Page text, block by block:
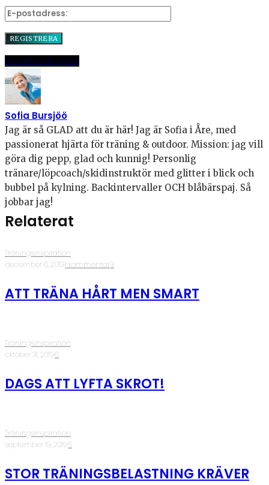
DelaPinnaE-post
Sofia Bursjöö
Jag är så GLAD att du är här! Jag är Sofia i Åre, med
passionerat hjärta för träning & outdoor. Mission: jag vill
göra dig pepp, glad och kunnig! Personlig
tränare/löpcoach/skidinstruktör med glitter i blick och
bubbel på kylning. Backintervaller OCH blåbärspaj. Så
jobbar jag!
Relaterat
Träningsinspiration
·december 6, 2019·1 kommentar·3
ATT TRÄNA HÅRT MEN SMART
Träningsinspiration
·oktober 31, 2019·6
DAGS ATT LYFTA SKROT!
Träningsinspiration
·september 19, 2019·5
STOR TRÄNINGSBELASTNING KRÄVER